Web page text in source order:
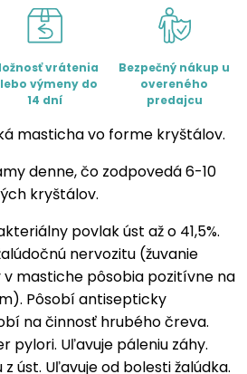
vrátenia
výmeny do
14 dní
Bezpečný nákup u
overeného
predajcu
masticha vo forme kryštálov.
denne, čo zodpovedá 6-10
kryštálov.
povlak úst až o 41,5%.
nervozitu (žuvanie
mastiche pôsobia pozitívne na
Pôsobí antisepticky
na činnosť hrubého čreva.
pylori. Uľavuje páleniu záhy.
úst. Uľavuje od bolesti žalúdka.